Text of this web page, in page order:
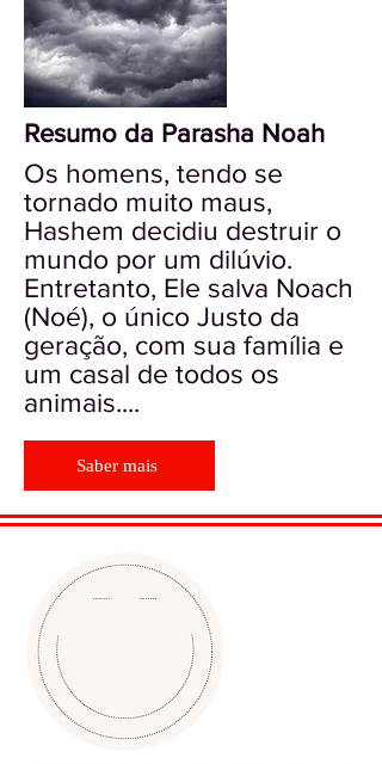
Resumo da Parasha Noah
Os homens, tendo se
tornado muito maus,
Hashem decidiu destruir o
mundo por um dilúvio.
Entretanto, Ele salva Noach
(Noé), o único Justo da
geração, com sua família e
um casal de todos os
animais....
Saber mais